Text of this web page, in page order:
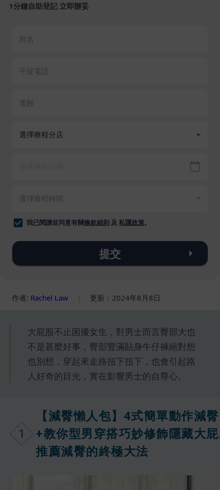
1分鐘自助登記 立即辦妥
我已閱讀並同意有關條款細則 及 私隱政策。
提交
作者: Rachel Law 更新：2024年8月8日
大屁股不止困擾女生，對男士而言臀部大也
不是甚麼好事，臀部豐滿貼身牛仔褲絕對想
也別想，穿起來走路扭下扭下，也會引起路
人好奇的目光，實在影響男士的自尊心。
1
【減臀懶人包】4式簡單動作減臀
+教你型男穿搭巧妙修飾隱藏大
推薦減臀的終極大法